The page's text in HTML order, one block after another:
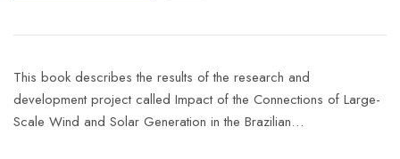
This book describes the results of the research and
development project called Impact of the Connections of Large-
Scale Wind and Solar Generation in the Brazilian…